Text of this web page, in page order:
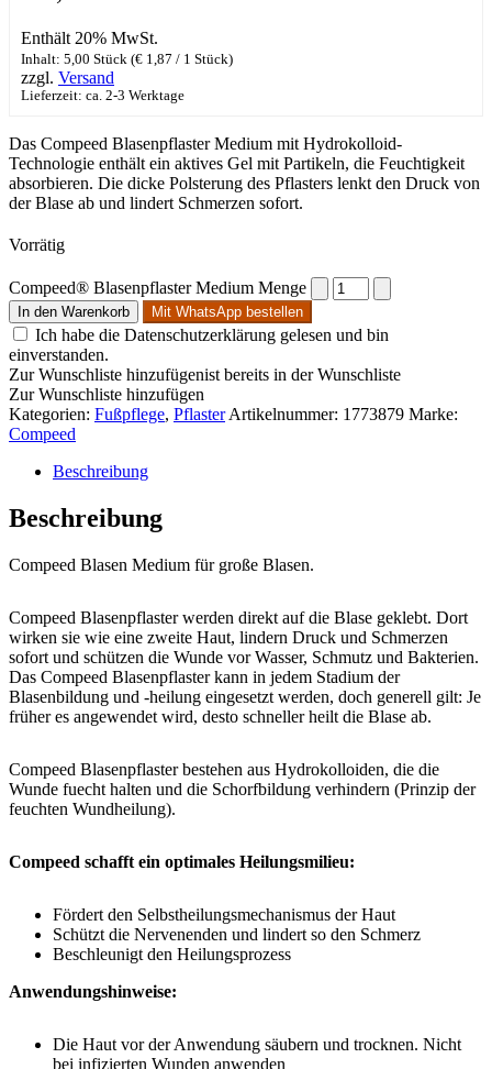
Enthält 20% MwSt.
Inhalt: 5,00 Stück (€ 1,87 / 1 Stück)
zzgl. Versand
Lieferzeit: ca. 2-3 Werktage
Das Compeed Blasenpflaster Medium mit Hydrokolloid-
Technologie enthält ein aktives Gel mit Partikeln, die Feuchtigkeit
absorbieren. Die dicke Polsterung des Pflasters lenkt den Druck von
der Blase ab und lindert Schmerzen sofort.
Vorrätig
Compeed® Blasenpflaster Medium Menge
In den Warenkorb Mit WhatsApp bestellen
Ich habe die Datenschutzerklärung gelesen und bin
einverstanden.
Zur Wunschliste hinzufügenist bereits in der Wunschliste
Zur Wunschliste hinzufügen
Kategorien: Fußpflege, Pflaster Artikelnummer: 1773879 Marke:
Compeed
Beschreibung
Beschreibung
Compeed Blasen Medium für große Blasen.
Compeed Blasenpflaster werden direkt auf die Blase geklebt. Dort
wirken sie wie eine zweite Haut, lindern Druck und Schmerzen
sofort und schützen die Wunde vor Wasser, Schmutz und Bakterien.
Das Compeed Blasenpflaster kann in jedem Stadium der
Blasenbildung und -heilung eingesetzt werden, doch generell gilt: Je
früher es angewendet wird, desto schneller heilt die Blase ab.
Compeed Blasenpflaster bestehen aus Hydrokolloiden, die die
Wunde fuecht halten und die Schorfbildung verhindern (Prinzip der
feuchten Wundheilung).
Compeed schafft ein optimales Heilungsmilieu:
Fördert den Selbstheilungsmechanismus der Haut
Schützt die Nervenenden und lindert so den Schmerz
Beschleunigt den Heilungsprozess
Anwendungshinweise:
Die Haut vor der Anwendung säubern und trocknen. Nicht
bei infizierten Wunden anwenden